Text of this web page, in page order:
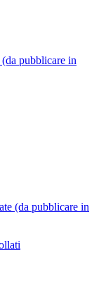
pubblicare in
(da pubblicare in